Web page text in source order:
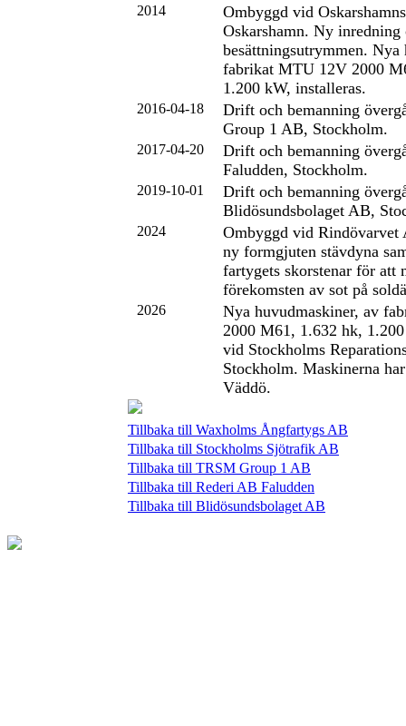
2014
Ombyggd vid
Oskarshamn. Ny inredning
besättningsutrymmen. Nya
fabrikat MTU 12V 2000
1.200 kW, installeras.
2016-04-18
Drift och bemanning
Group 1 AB, Stockholm.
2017-04-20
Drift och bemanning
Faludden, Stockholm.
2019-10-01
Drift och bemanning
Blidösundsbolaget AB,
2024
Ombyggd vid Rindövarvet
ny formgjuten stävdyna
fartygets skorstenar för att
förekomsten av sot på
2026
Nya huvudmaskiner, av
2000 M61, 1.632 hk,
vid Stockholms
Stockholm. Maskinerna
Väddö.
Tillbaka till Waxholms Ångfartygs AB
Tillbaka till Stockholms Sjötrafik AB
Tillbaka till TRSM Group 1 AB
Tillbaka till Rederi AB Faludden
Tillbaka till Blidösundsbolaget AB